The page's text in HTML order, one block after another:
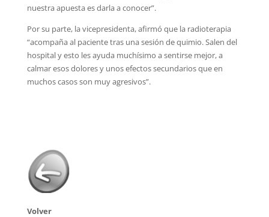
nuestra apuesta es darla a conocer”.
Por su parte, la vicepresidenta, afirmó que la radioterapia
“acompaña al paciente tras una sesión de quimio. Salen del
hospital y esto les ayuda muchísimo a sentirse mejor, a
calmar esos dolores y unos efectos secundarios que en
muchos casos son muy agresivos”.
Volver